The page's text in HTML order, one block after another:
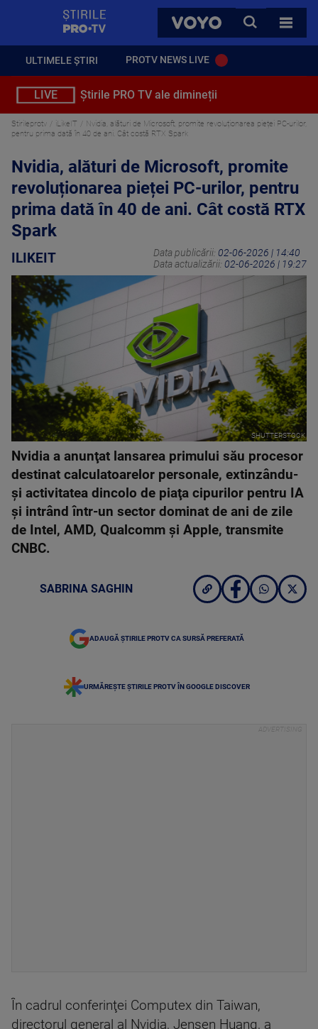
VOYO
CAUTA
TOATE
ULTIMELE ȘTIRI PROTV NEWS LIVE
LIVE Știrile PRO TV ale dimineții
Stirileprotv iLikeIT
Nvidia, alături de Microsoft, promite revoluționarea pieței PC-urilor,
pentru prima dată în 40 de ani. Cât costă RTX Spark
Nvidia, alături de Microsoft, promite
revoluționarea pieței PC-urilor, pentru
prima dată în 40 de ani. Cât costă RTX
Spark
ILIKEIT Data publicării: 02-06-2026 | 14:40
Data actualizării: 02-06-2026 | 19:27
SHUTTERSTOCK
Nvidia a anunţat lansarea primului său procesor
destinat calculatoarelor personale, extinzându-
şi activitatea dincolo de piaţa cipurilor pentru IA
şi intrând într-un sector dominat de ani de zile
de Intel, AMD, Qualcomm şi Apple, transmite
CNBC.
SABRINA SAGHIN
ADAUGĂ ȘTIRILE PROTV CA SURSĂ PREFERATĂ
URMĂREȘTE ȘTIRILE PROTV ÎN GOOGLE DISCOVER
În cadrul conferinţei Computex din Taiwan,
directorul general al Nvidia, Jensen Huang, a